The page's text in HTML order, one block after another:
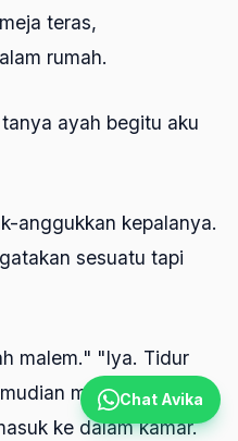
teras,
rumah.
ayah begitu aku
anggukkan kepalanya.
sesuatu tapi
malem." "Iya. Tidur
menapaki anak-
ke dalam kamar.
Chat Avika